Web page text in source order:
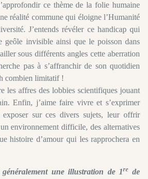
ce thème de la folie humaine
réalité commune qui éloigne l’Humanité
J’entends révéler ce handicap qui
geôle invisible ainsi que le poisson dans
sous différents angles cette aberration
pas à s’affranchir de son quotidien
combien limitatif !
les affres des lobbies scientifiques jouant
Enfin, j’aime faire vivre et s’exprimer
exposer sur ces divers sujets, leur offrir
environnement difficile, des alternatives
histoire d’amour qui les rapprochera en
généralement une illustration de 1re de